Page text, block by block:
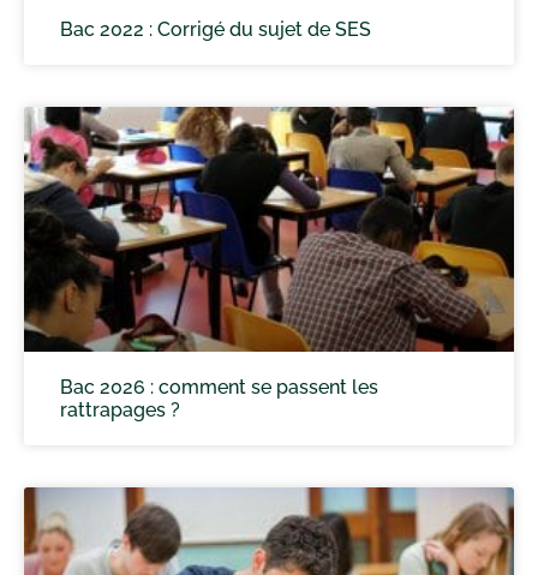
Bac 2022 : Corrigé du sujet de SES
Bac 2026 : comment se passent les
rattrapages ?